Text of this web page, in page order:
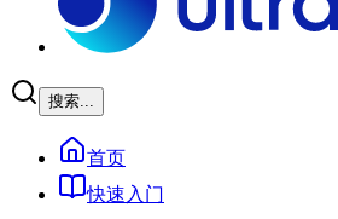
搜索...
首页
快速入门